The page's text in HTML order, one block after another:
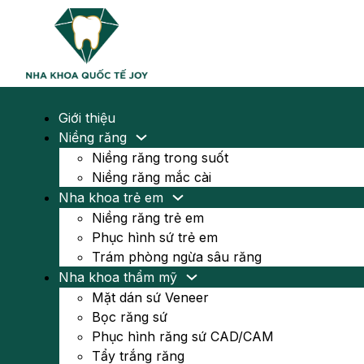
Giới thiệu
Niềng răng
Niềng răng trong suốt
Niềng răng mắc cài
Nha khoa trẻ em
Niềng răng trẻ em
Phục hình sứ trẻ em
Trám phòng ngừa sâu răng
Nha khoa thẩm mỹ
Mặt dán sứ Veneer
Bọc răng sứ
Phục hình răng sứ CAD/CAM
Tẩy trắng răng